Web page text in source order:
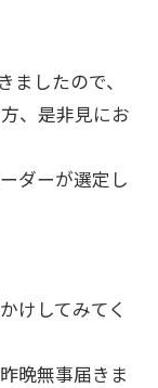
したので、
、是非見にお
ダーが選定し
けしてみてく
晩無事届きま